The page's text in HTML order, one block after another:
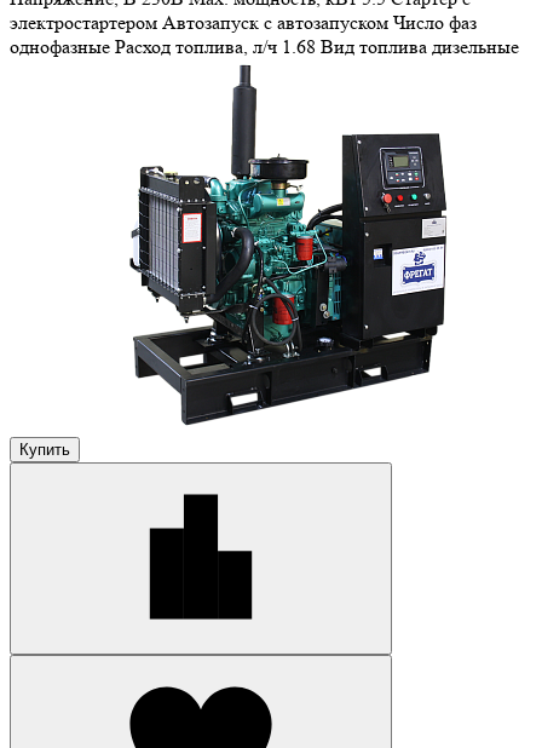
электростартером Автозапуск с автозапуском Число фаз
однофазные Расход топлива, л/ч 1.68 Вид топлива дизельные
Купить